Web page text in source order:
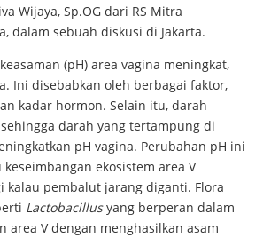
Wijaya, Sp.OG dari RS Mitra
dalam sebuah diskusi di Jakarta.
(pH) area vagina meningkat,
Ini disebabkan oleh berbagai faktor,
kadar hormon. Selain itu, darah
darah yang tertampung di
pH vagina. Perubahan pH ini
ekosistem area V
kalau pembalut jarang diganti. Flora
Lactobacillusyang berperan dalam
area V dengan menghasilkan asam